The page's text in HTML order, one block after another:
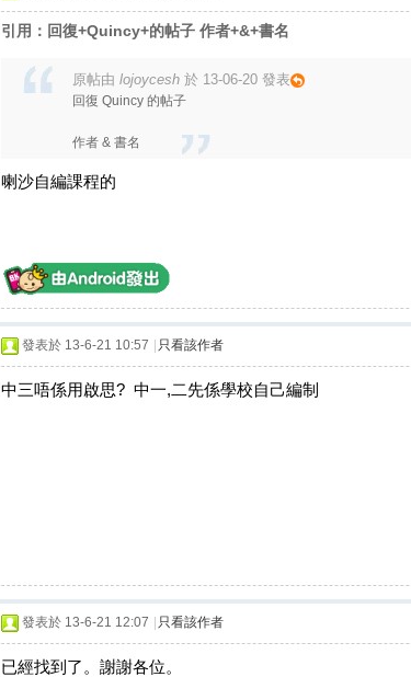
引用：回復+Quincy+的帖子 作者+&+書名
原帖由 lojoycesh 於 13-06-20 發表
回復 Quincy 的帖子
作者 & 書名
喇沙自編課程的
發表於 13-6-21 10:57 只看該作者
中三唔係用啟思? 中一,二先係學校自己編制
發表於 13-6-21 12:07 只看該作者
已經找到了。謝謝各位。